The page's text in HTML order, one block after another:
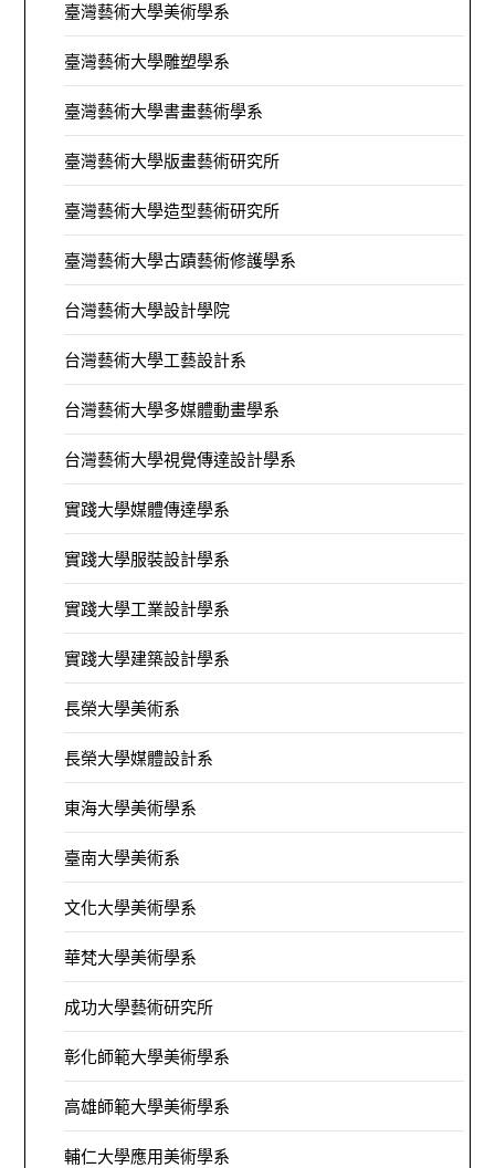
臺灣藝術大學美術學系
臺灣藝術大學雕塑學系
臺灣藝術大學書畫藝術學系
臺灣藝術大學版畫藝術研究所
臺灣藝術大學造型藝術研究所
臺灣藝術大學古蹟藝術修護學系
台灣藝術大學設計學院
台灣藝術大學工藝設計系
台灣藝術大學多媒體動畫學系
台灣藝術大學視覺傳達設計學系
實踐大學媒體傳達學系
實踐大學服裝設計學系
實踐大學工業設計學系
實踐大學建築設計學系
長榮大學美術系
長榮大學媒體設計系
東海大學美術學系
臺南大學美術系
文化大學美術學系
華梵大學美術學系
成功大學藝術研究所
彰化師範大學美術學系
高雄師範大學美術學系
輔仁大學應用美術學系